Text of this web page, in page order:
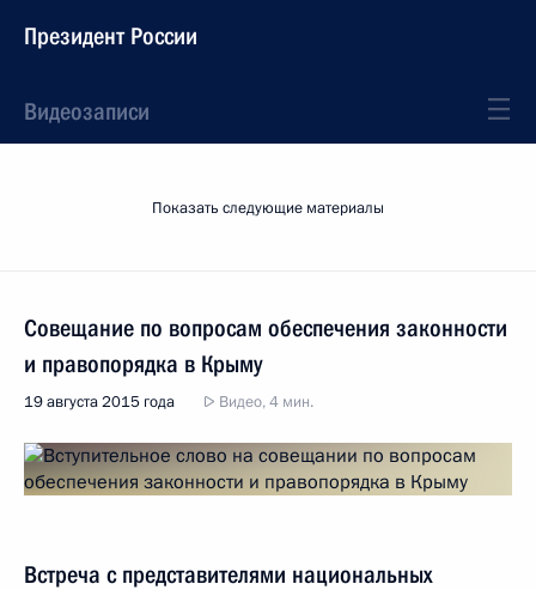
Президент России
Видеозаписи
Показать следующие материалы
Совещание по вопросам обеспечения законности
и правопорядка в Крыму
19 августа 2015 года Видео, 4 мин.
Встреча с представителями национальных